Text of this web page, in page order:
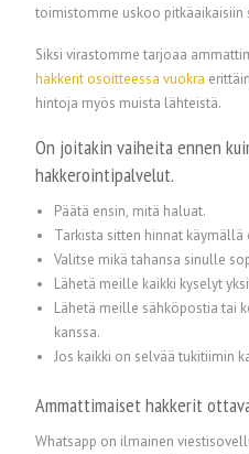
toimistomme uskoo pitkäaikaisiin
Siksi virastomme tarjoaa
hakkerit osoitteessavuokra
hintoja myös muista lähteistä.
On joitakin vaiheita ennen
hakkerointipalvelut.
Päätä ensin, mitä haluat.
Tarkista sitten hinnat käymällä
Valitse mikä tahansa sinulle
Lähetä meille kaikki kyselyt
Lähetä meille sähköpostia tai
kanssa.
Jos kaikki on selvää tukitiimin
Ammattimaiset hakkerit
Whatsapp on ilmainen